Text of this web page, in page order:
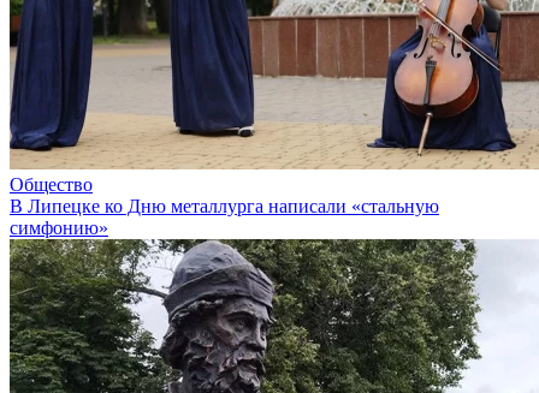
Общество
В Липецке ко Дню металлурга написали «стальную
симфонию»